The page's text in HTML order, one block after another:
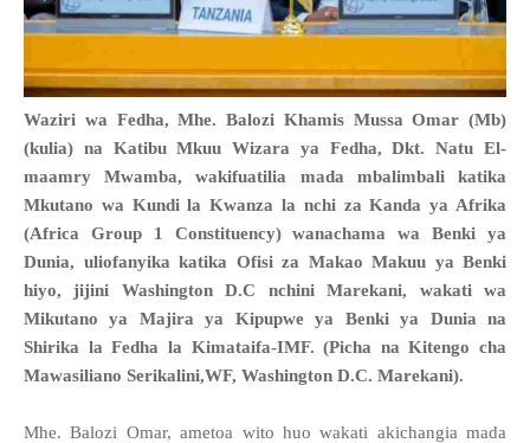
Waziri wa Fedha, Mhe. Balozi Khamis Mussa Omar (Mb)
(kulia) na Katibu Mkuu Wizara ya Fedha, Dkt. Natu El-
maamry Mwamba, wakifuatilia mada mbalimbali katika
Mkutano wa Kundi la Kwanza la nchi za Kanda ya Afrika
(Africa Group 1 Constituency) wanachama wa Benki ya
Dunia, uliofanyika katika Ofisi za Makao Makuu ya Benki
hiyo, jijini Washington D.C nchini Marekani, wakati wa
Mikutano ya Majira ya Kipupwe ya Benki ya Dunia na
Shirika la Fedha la Kimataifa-IMF. (Picha na Kitengo cha
Mawasiliano Serikalini,WF, Washington D.C. Marekani).
Mhe. Balozi Omar, ametoa wito huo wakati akichangia mada